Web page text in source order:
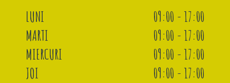
LUNI
09:00 - 17:00
MARTI
09:00 - 17:00
MIERCURI
09:00 - 17:00
JOI
09:00 - 17:00